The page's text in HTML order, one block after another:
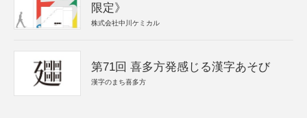
限定》
株式会社中川ケミカル
第71回 喜多方発感じる漢字あそび
漢字のまち喜多方